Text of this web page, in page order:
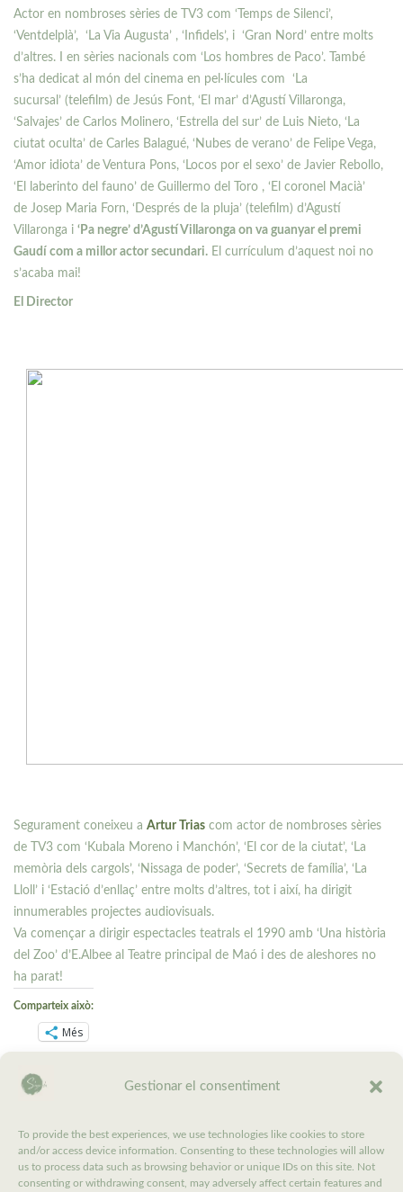
Gestionar el consentiment
To provide the best experiences, we use technologies like cookies to store
and/or access device information. Consenting to these technologies will allow
us to process data such as browsing behavior or unique IDs on this site. Not
consenting or withdrawing consent, may adversely affect certain features and
Actor en nombroses sèries de TV3 com ‘Temps de Silenci’,
‘Ventdelplà’, ‘La Via Augusta’ , ‘Infidels’, i ‘Gran Nord’ entre molts
d’altres. I en sèries nacionals com ‘Los hombres de Paco’. També
s’ha dedicat al món del cinema en pel·lícules com ‘La
sucursal’ (telefilm) de Jesús Font, ‘El mar’ d’Agustí Villaronga,
‘Salvajes’ de Carlos Molinero, ‘Estrella del sur’ de Luis Nieto, ‘La
ciutat oculta’ de Carles Balagué, ‘Nubes de verano’ de Felipe Vega,
‘Amor idiota’ de Ventura Pons, ‘Locos por el sexo’ de Javier Rebollo,
‘El laberinto del fauno’ de Guillermo del Toro , ‘El coronel Macià’
de Josep Maria Forn, ‘Després de la pluja’ (telefilm) d’Agustí
Villaronga i ‘Pa negre’ d’Agustí Villaronga on va guanyar el premi
Gaudí com a millor actor secundari. El currículum d’aquest noi no
s’acaba mai!
El Director
Segurament coneixeu a Artur Trias com actor de nombroses sèries
de TV3 com ‘Kubala Moreno i Manchón’, ‘El cor de la ciutat’, ‘La
memòria dels cargols’, ‘Nissaga de poder’, ‘Secrets de família’, ‘La
Lloll’ i ‘Estació d’enllaç’ entre molts d’altres, tot i així, ha dirigit
innumerables projectes audiovisuals.
Va començar a dirigir espectacles teatrals el 1990 amb ‘Una història
del Zoo’ d’E.Albee al Teatre principal de Maó i des de aleshores no
ha parat!
Comparteix això:
Més
Us agrada:
Compartir